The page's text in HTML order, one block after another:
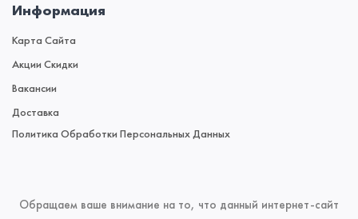
Информация
Карта Сайта
Акции Скидки
Вакансии
Доставка
Политика Обработки Персональных Данных
Обращаем ваше внимание на то, что данный интернет-сайт